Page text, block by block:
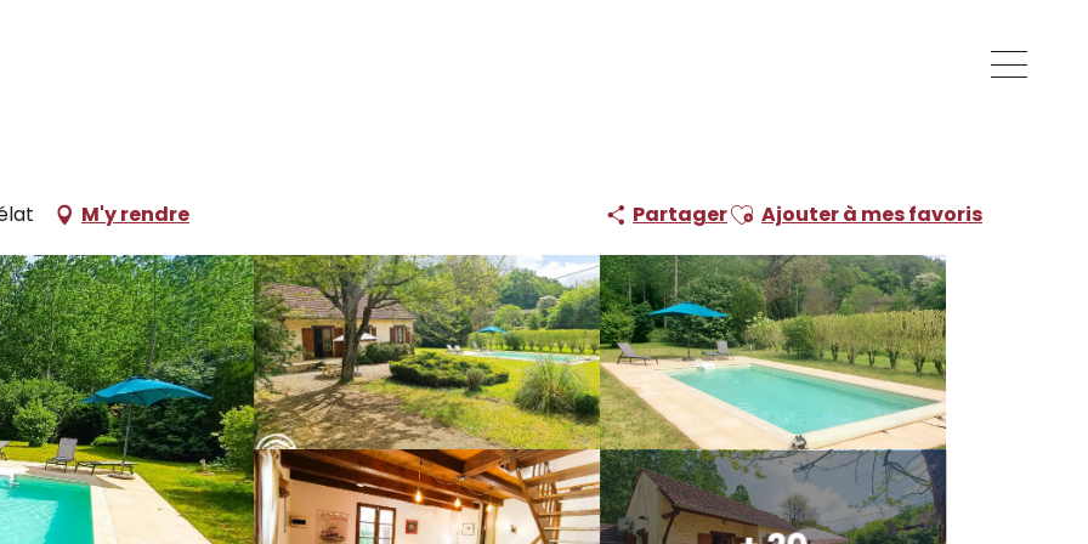
M'y rendre PartagerAjouter aux favoris
Ajouter à mes favoris